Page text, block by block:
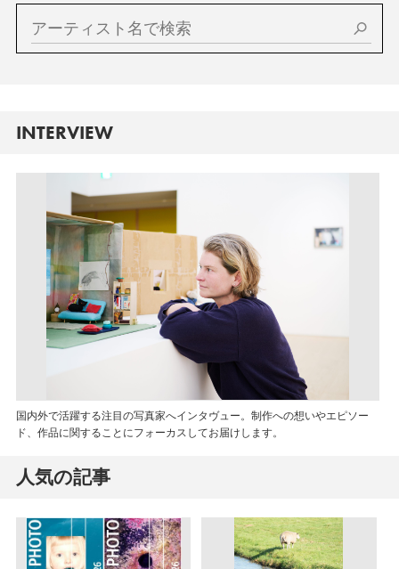
INTERVIEW
国内外で活躍する注目の写真家へインタヴュー。制作への想いやエピソー
ド、作品に関することにフォーカスしてお届けします。
人気の記事